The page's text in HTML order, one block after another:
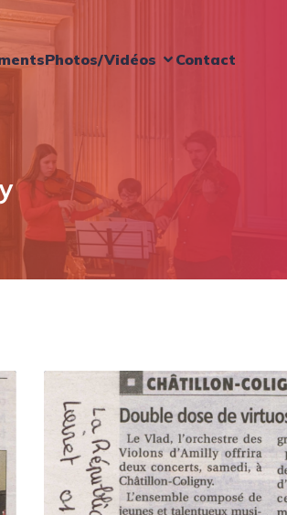
Photos/Vidéos Contact